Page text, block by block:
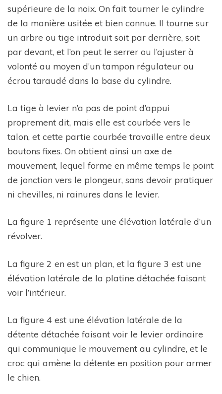
supérieure de la noix. On fait tourner le cylindre
de la manière usitée et bien connue. Il tourne sur
un arbre ou tige introduit soit par derrière, soit
par devant, et l’on peut le serrer ou l’ajuster à
volonté au moyen d’un tampon régulateur ou
écrou taraudé dans la base du cylindre.
La tige à levier n’a pas de point d’appui
proprement dit, mais elle est courbée vers le
talon, et cette partie courbée travaille entre deux
boutons fixes. On obtient ainsi un axe de
mouvement, lequel forme en même temps le point
de jonction vers le plongeur, sans devoir pratiquer
ni chevilles, ni rainures dans le levier.
La figure 1 représente une élévation latérale d’un
révolver.
La figure 2 en est un plan, et la figure 3 est une
élévation latérale de la platine détachée faisant
voir l’intérieur.
La figure 4 est une élévation latérale de la
détente détachée faisant voir le levier ordinaire
qui communique le mouvement au cylindre, et le
croc qui amène la détente en position pour armer
le chien.